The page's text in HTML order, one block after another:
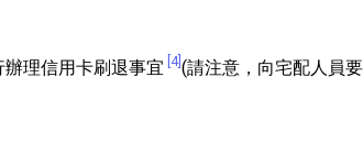
理信用卡刷退事宜 [4](請注意，向宅配人員